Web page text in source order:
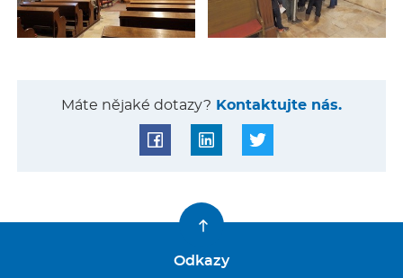
Máte nějaké dotazy? Kontaktujte nás.
Odkazy